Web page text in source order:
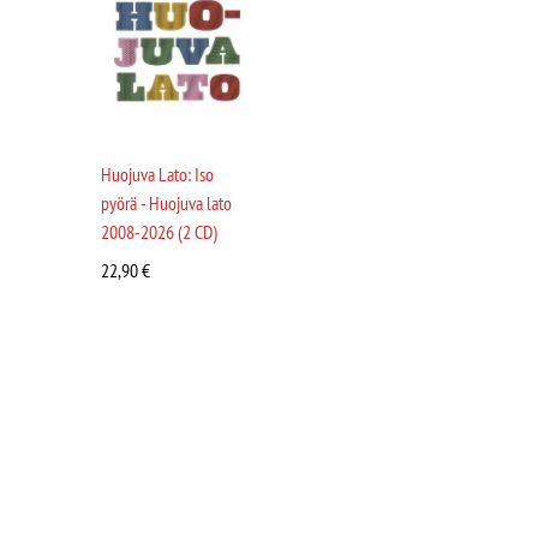
Huojuva Lato: Iso
pyörä - Huojuva lato
2008-2026 (2 CD)
22,90€